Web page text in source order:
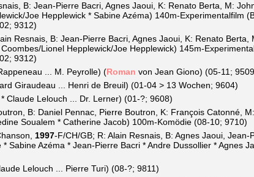
B: Jean-Pierre Bacri, Agnes Jaoui, K: Renato Berta, M:
Joe Hepplewick * Sabine Azéma) 140m-Experimentalfilm
9312)
Resnais, B: Jean-Pierre Bacri, Agnes Jaoui, K: Renato Berta,
Lionel Hepplewick/Joe Hepplewick) 145m-
9312)
... M. Peyrolle) (Roman von Jean Giono) (05-11;
Giraudeau ... Henri de Breuil) (01-04 > 13 Wochen; 9604)
Claude Lelouch ... Dr. Lerner) (01-?; 9608)
B: Daniel Pennac, Pierre Boutron, K: François Catonné,
Soualem * Catherine Jacob) 100m-Komödie (08-10; 9710)
1997-F/CH/GB; R: Alain Resnais, B: Agnes Jaoui, Jean-
* Sabine Azéma * Jean-Pierre Bacri * Andre Dussollier * Agnes
Lelouch ... Pierre Turi) (08-?; 9811)